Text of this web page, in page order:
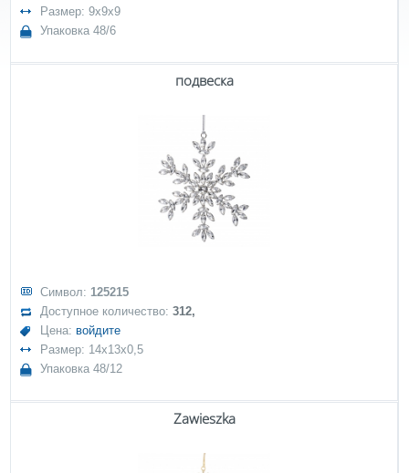
Размер: 9x9x9
Упаковка 48/6
подвеска
Символ: 125215
Доступное количество:312,
Цена: войдите
Размер: 14x13x0,5
Упаковка 48/12
Zawieszka